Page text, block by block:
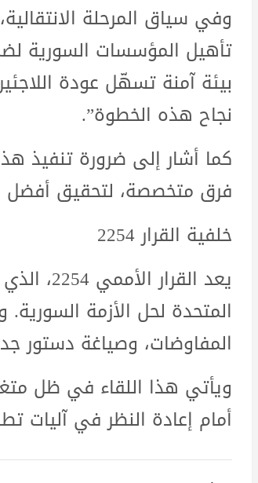
وفي سياق المرحلة
تأهيل المؤسسات السورية
بيئة آمنة تسهّل عودة
نجاح هذه الخطوة”.
كما أشار إلى ضرورة تنفيذ
فرق متخصصة، لتحقيق أفضل
خلفية القرار 2254
المتحدة لحل الأزمة
المفاوضات، وصياغة دستور
ويأتي هذا اللقاء في ظل
أمام إعادة النظر في آليات